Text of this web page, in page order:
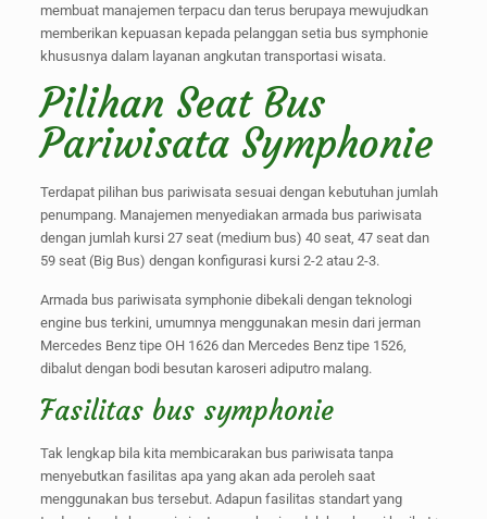
membuat manajemen terpacu dan terus berupaya mewujudkan
memberikan kepuasan kepada pelanggan setia bus symphonie
khususnya dalam layanan angkutan transportasi wisata.
Pilihan Seat Bus
Pariwisata Symphonie
Terdapat pilihan bus pariwisata sesuai dengan kebutuhan jumlah
penumpang. Manajemen menyediakan armada bus pariwisata
dengan jumlah kursi 27 seat (medium bus) 40 seat, 47 seat dan
59 seat (Big Bus) dengan konfigurasi kursi 2-2 atau 2-3.
Armada bus pariwisata symphonie dibekali dengan teknologi
engine bus terkini, umumnya menggunakan mesin dari jerman
Mercedes Benz tipe OH 1626 dan Mercedes Benz tipe 1526,
dibalut dengan bodi besutan karoseri adiputro malang.
Fasilitas bus symphonie
Tak lengkap bila kita membicarakan bus pariwisata tanpa
menyebutkan fasilitas apa yang akan ada peroleh saat
menggunakan bus tersebut. Adapun fasilitas standart yang